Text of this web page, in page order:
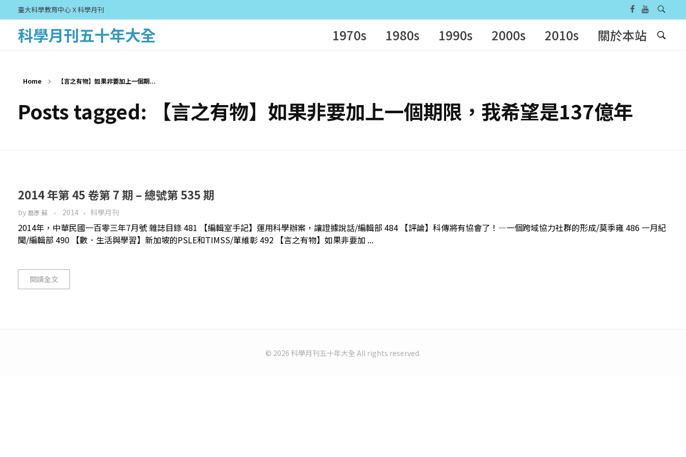
臺大科學教育中心 X 科學月刊
科學月刊五十年大全 1970s 1980s 1990s 2000s 2010s 關於本站
Home 【言之有物】如果非要加上一個期...
Posts tagged: 【言之有物】如果非要加上一個期限，我希望是137億年
2014 年第 45 卷第 7 期 – 總號第 535 期
by 裔彥 蘇 2014 科學月刊
2014年，中華民國一百零三年7月號 雜誌目錄 481 【編輯室手記】運用科學辦案，讓證據說話/編輯部 484 【評論】科傳將有協會了！—一個跨域協力社群的形成/莫季雍 486 一月紀
聞/編輯部 490 【數．生活與學習】新加坡的PSLE和TIMSS/單維彰 492 【言之有物】如果非要加 ...
閱讀全文
© 2026 科學月刊五十年大全 All rights reserved.